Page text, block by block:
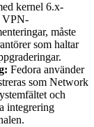
kernel 6.x-
VPN-
måste
som haltar
Fedora använder
som Network
och
integrering